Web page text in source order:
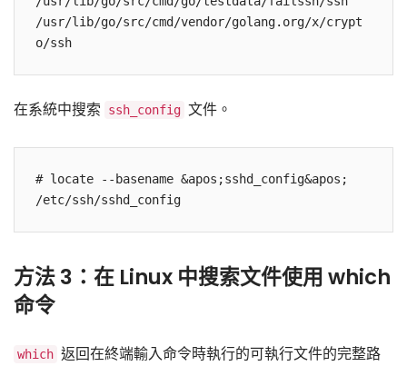
/usr/lib/go/src/cmd/vendor/golang.org/x/crypt
o/ssh
在系統中搜索 ssh_config 文件。
# locate --basename &apos;sshd_config&apos;
/etc/ssh/sshd_config
方法 3：在 Linux 中搜索文件使用 which
命令
which 返回在終端輸入命令時執行的可執行文件的完整路